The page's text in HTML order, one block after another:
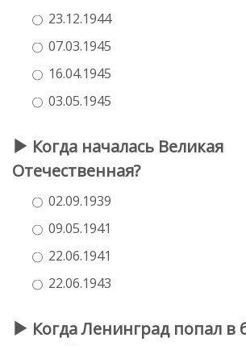
23.12.1944
07.03.1945
16.04.1945
03.05.1945
Когда началась Великая
Отечественная?
02.09.1939
09.05.1941
22.06.1941
22.06.1943
Когда Ленинград попал в